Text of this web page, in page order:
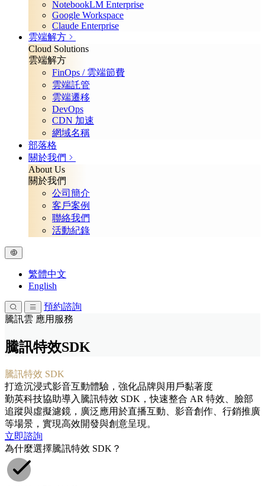
NotebookLM Enterprise
Google Workspace
Claude Enterprise
雲端解方
Cloud Solutions
雲端解方
FinOps / 雲端節費
雲端託管
雲端遷移
DevOps
CDN 加速
網域名稱
部落格
關於我們
About Us
關於我們
公司簡介
客戶案例
聯絡我們
活動紀錄
繁體中文
English
預約諮詢
騰訊雲 應用服務
騰訊特效SDK
騰訊特效 SDK
打造沉浸式影音互動體驗，強化品牌與用戶黏著度
勤英科技協助導入騰訊特效 SDK，快速整合 AR 特效、臉部
追蹤與虛擬濾鏡，廣泛應用於直播互動、影音創作、行銷推廣
等場景，實現高效開發與創意呈現。
立即諮詢
為什麼選擇騰訊特效 SDK？